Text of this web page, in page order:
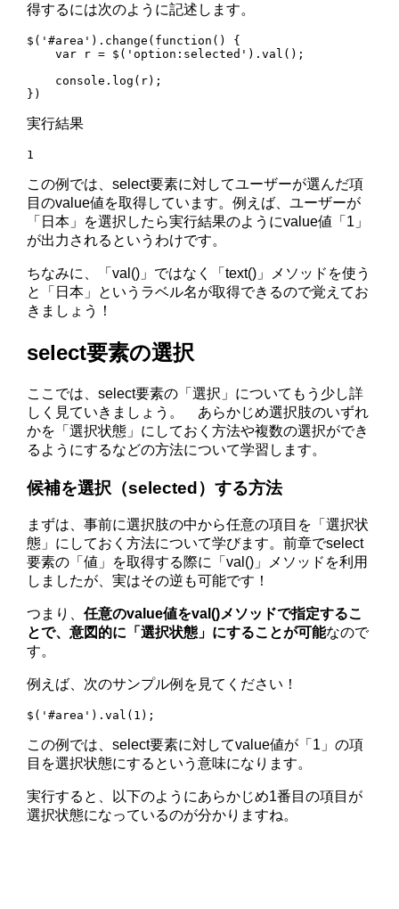
得するには次のように記述します。
$('#area').change(function() {
    var r = $('option:selected').val();
    console.log(r);
})
実行結果
1
この例では、select要素に対してユーザーが選んだ項
目のvalue値を取得しています。例えば、ユーザーが
「日本」を選択したら実行結果のようにvalue値「1」
が出力されるというわけです。
ちなみに、「val()」ではなく「text()」メソッドを使う
と「日本」というラベル名が取得できるので覚えてお
きましょう！
select要素の選択
ここでは、select要素の「選択」についてもう少し詳
しく見ていきましょう。 あらかじめ選択肢のいずれ
かを「選択状態」にしておく方法や複数の選択ができ
るようにするなどの方法について学習します。
候補を選択（selected）する方法
まずは、事前に選択肢の中から任意の項目を「選択状
態」にしておく方法について学びます。前章でselect
要素の「値」を取得する際に「val()」メソッドを利用
しましたが、実はその逆も可能です！
つまり、任意のvalue値をval()メソッドで指定するこ
とで、意図的に「選択状態」にすることが可能なので
す。
例えば、次のサンプル例を見てください！
$('#area').val(1);
この例では、select要素に対してvalue値が「1」の項
目を選択状態にするという意味になります。
実行すると、以下のようにあらかじめ1番目の項目が
選択状態になっているのが分かりますね。